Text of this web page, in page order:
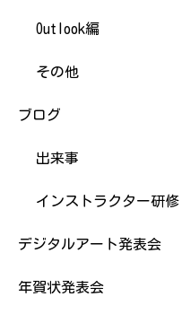
Outlook編
その他
ブログ
出来事
インストラクター研修
デジタルアート発表会
年賀状発表会